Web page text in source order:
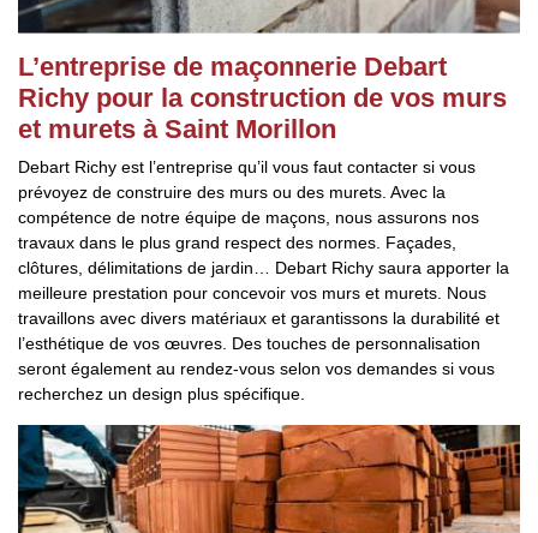
L’entreprise de maçonnerie Debart
Richy pour la construction de vos murs
et murets à Saint Morillon
Debart Richy est l’entreprise qu’il vous faut contacter si vous
prévoyez de construire des murs ou des murets. Avec la
compétence de notre équipe de maçons, nous assurons nos
travaux dans le plus grand respect des normes. Façades,
clôtures, délimitations de jardin… Debart Richy saura apporter la
meilleure prestation pour concevoir vos murs et murets. Nous
travaillons avec divers matériaux et garantissons la durabilité et
l’esthétique de vos œuvres. Des touches de personnalisation
seront également au rendez-vous selon vos demandes si vous
recherchez un design plus spécifique.